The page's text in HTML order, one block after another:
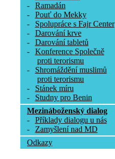
-
Ramadán
-
Pouť do Mekky
-
Spolupráce s Fajr Center
-
Darování krve
-
Darování tabletů
-
Konference Společně
proti terorismu
-
Shromáždění muslimů
proti terorismu
-
Stánek míru
-
Studny pro Benin
Mezináboženský dialog
-
Příklady dialogu u nás
-
Zamyšlení nad MD
Odkazy